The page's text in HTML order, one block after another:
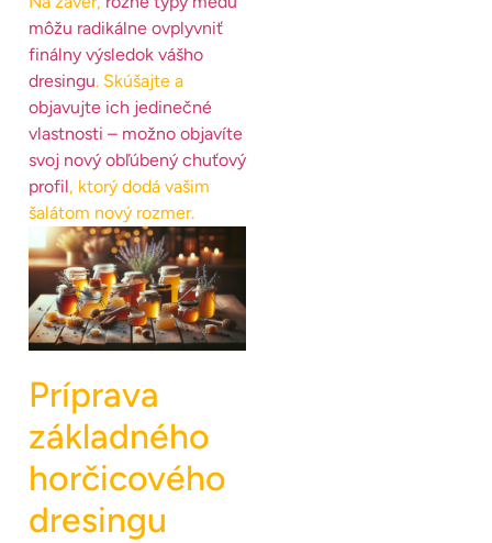
môžu radikálne ovplyvniť
finálny výsledok vášho
dresingu. Skúšajte a
objavujte ich jedinečné
vlastnosti – možno objavíte
svoj nový obľúbený chuťový
profil, ktorý dodá vašim
šalátom nový rozmer.
Príprava
základného
horčicového
dresingu